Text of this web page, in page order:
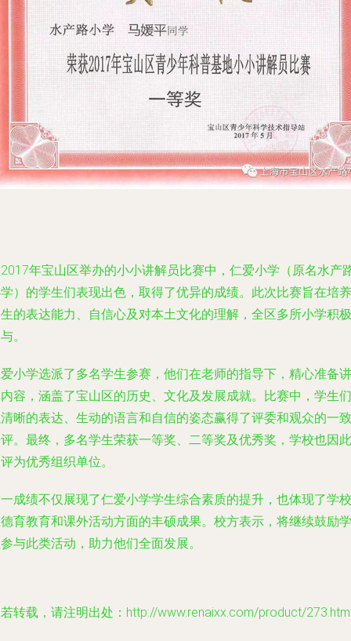
年宝山区举办的小小讲解员比赛中，仁爱小学（原名水产
）的学生们表现出色，取得了优异的成绩。此次比赛旨在培养
的表达能力、自信心及对本土文化的理解，全区多所小学积极
。
小学选派了多名学生参赛，他们在老师的指导下，精心准备讲
容，涵盖了宝山区的历史、文化及发展成就。比赛中，学生们
晰的表达、生动的语言和自信的姿态赢得了评委和观众的一致
。最终，多名学生荣获一等奖、二等奖及优秀奖，学校也因此
为优秀组织单位。
成绩不仅展现了仁爱小学学生综合素质的提升，也体现了学校
育教育和课外活动方面的丰硕成果。校方表示，将继续鼓励学
与此类活动，助力他们全面发展。
转载，请注明出处：http://www.renaixx.com/product/